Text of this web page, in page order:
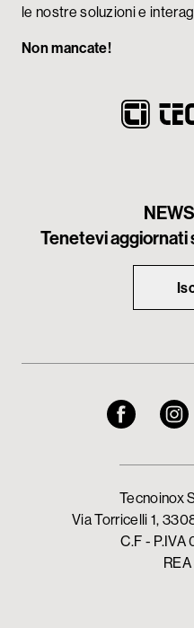
le nostre soluzioni e
Non mancate!
Tenetevi aggiornati
Tecnoinox
Via Torricelli 1,
C.F -